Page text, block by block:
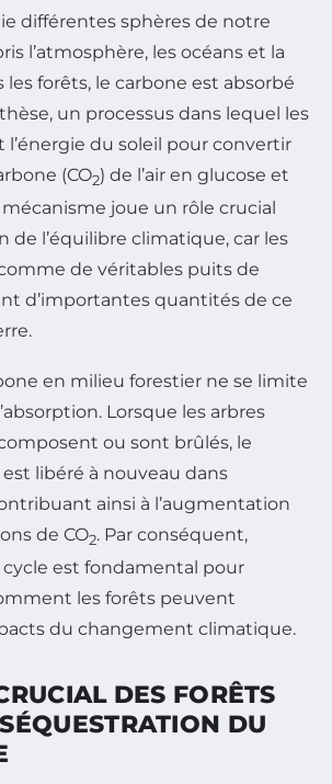
différentes sphères de notre
l’atmosphère, les océans et la
les forêts, le carbone est absorbé
un processus dans lequel les
du soleil pour convertir
(CO2) de l’air en glucose et
joue un rôle crucial
de l’équilibre climatique, car les
de véritables puits de
d’importantes quantités de ce
en milieu forestier ne se limite
Lorsque les arbres
ou sont brûlés, le
libéré à nouveau dans
ainsi à l’augmentation
de CO2. Par conséquent,
est fondamental pour
les forêts peuvent
du changement climatique.
DES FORÊTS
DU